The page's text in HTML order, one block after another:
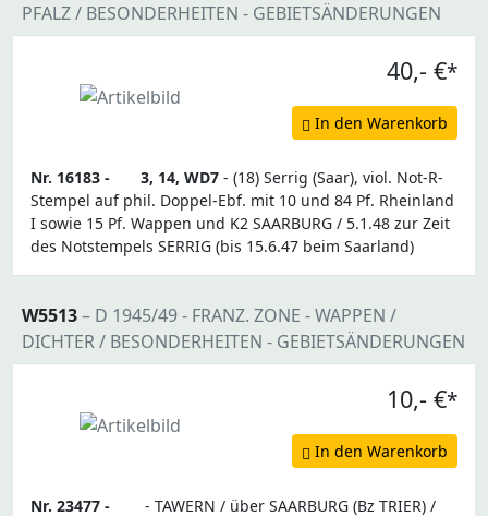
PFALZ / BESONDERHEITEN - GEBIETSÄNDERUNGEN
40,- €*
In den Warenkorb
Nr. 16183 - 3, 14, WD7 - (18) Serrig (Saar), viol. Not-R-
Stempel auf phil. Doppel-Ebf. mit 10 und 84 Pf. Rheinland
I sowie 15 Pf. Wappen und K2 SAARBURG / 5.1.48 zur Zeit
des Notstempels SERRIG (bis 15.6.47 beim Saarland)
W5513– D 1945/49 - FRANZ. ZONE - WAPPEN /
DICHTER / BESONDERHEITEN - GEBIETSÄNDERUNGEN
10,- €*
In den Warenkorb
Nr. 23477 -
- TAWERN / über SAARBURG (Bz TRIER) /